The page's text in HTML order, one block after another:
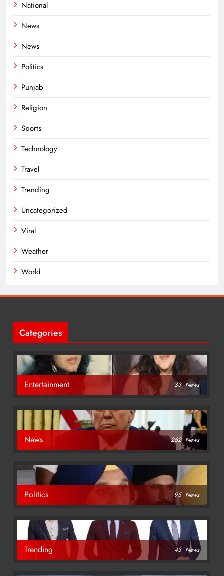
National
News
News
Politics
Punjab
Religion
Sports
Technology
Travel
Trending
Uncategorized
Viral
Weather
World
Categories
Entertainment 33 News
News 262 News
Politics 95 News
Trending 43 News